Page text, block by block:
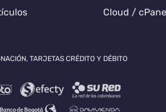
Cloud /
TARJETAS CRÉDITO Y DÉBITO